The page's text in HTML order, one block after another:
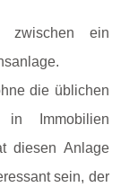
zwischen ein
die üblichen
in Immobilien
diesen Anlage
sein, der